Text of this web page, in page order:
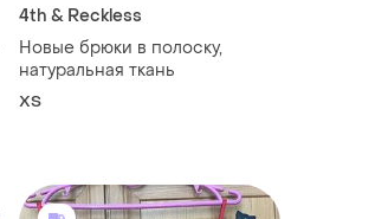
4th & Reckless
Новые брюки в полоску,
натуральная ткань
ХS